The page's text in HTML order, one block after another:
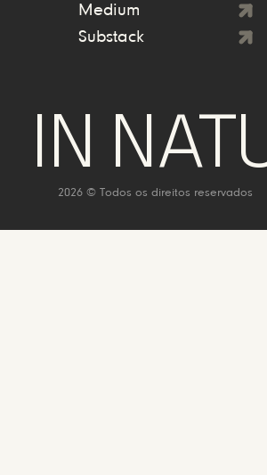
Medium
Substack
2026 © Todos os direitos reservados